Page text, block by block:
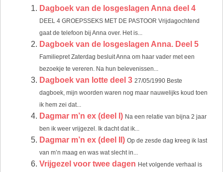
Dagboek van de losgeslagen Anna deel 4
DEEL 4 GROEPSSEKS MET DE PASTOOR Vrijdagochtend
gaat de telefoon bij Anna over. Het is...
Dagboek van de losgeslagen Anna. Deel 5
Familiepret Zaterdag besluit Anna om haar vader met een
bezoekje te vereren. Na hun belevenissen...
Dagboek van lotte deel 3 27/05/1990 Beste
dagboek, mijn woorden waren nog maar nauwelijks koud toen
ik hem zei dat...
Dagmar m’n ex (deel I) Na een relatie van bijna 2 jaar
ben ik weer vrijgezel. Ik dacht dat ik...
Dagmar m’n ex (deel II) Op de zesde dag kreeg ik last
van m’n maag en was wat slecht in...
Vrijgezel voor twee dagen Het volgende verhaal is